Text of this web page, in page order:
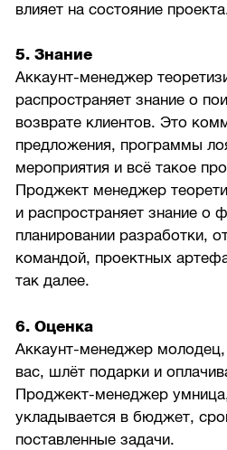
влияет на состояние
5. Знание
Аккаунт-менеджер
распространяет знание о
возврате клиентов. Это
предложения, программы
мероприятия и всё такое
Проджект менеджер
и распространяет знание о
планировании разработки,
командой, проектных
так далее.
6. Оценка
Аккаунт-менеджер молодец,
вас, шлёт подарки и
Проджект-менеджер
укладывается в бюджет,
поставленные задачи.